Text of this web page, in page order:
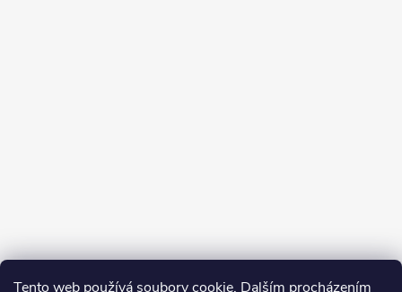
Tento web používá soubory cookie. Dalším procházením